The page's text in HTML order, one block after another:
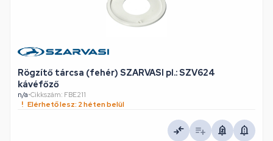
Rögzítő tárcsa (fehér) SZARVASI pl.: SZV624
kávéfőző
n/a•Cikkszám: FBE211
Elérhető lesz: 2 héten belül